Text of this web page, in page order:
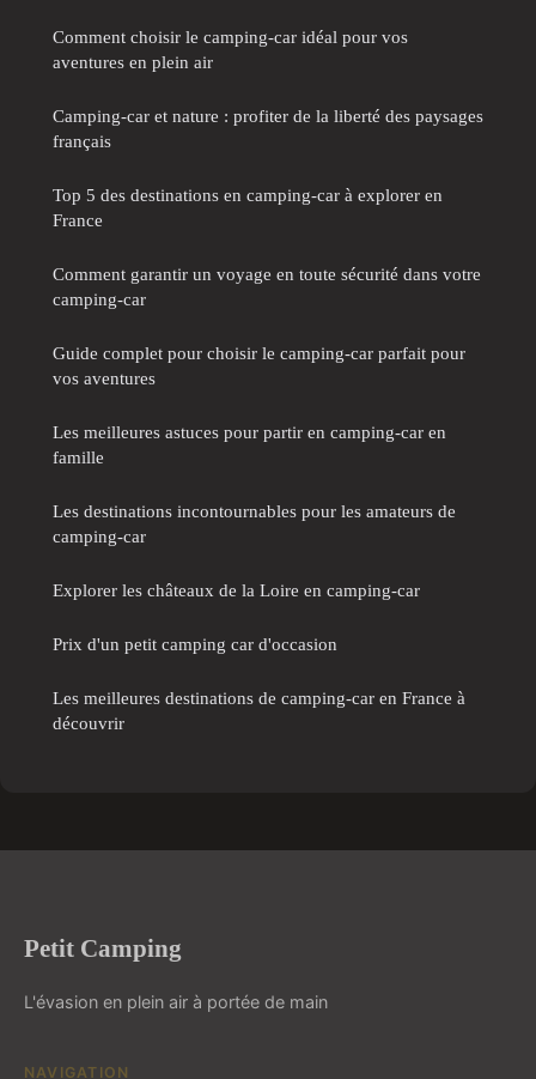
Comment choisir le camping-car idéal pour vos
aventures en plein air
Camping-car et nature : profiter de la liberté des paysages
français
Top 5 des destinations en camping-car à explorer en
France
Comment garantir un voyage en toute sécurité dans votre
camping-car
Guide complet pour choisir le camping-car parfait pour
vos aventures
Les meilleures astuces pour partir en camping-car en
famille
Les destinations incontournables pour les amateurs de
camping-car
Explorer les châteaux de la Loire en camping-car
Prix d'un petit camping car d'occasion
Les meilleures destinations de camping-car en France à
découvrir
Petit Camping
L'évasion en plein air à portée de main
NAVIGATION